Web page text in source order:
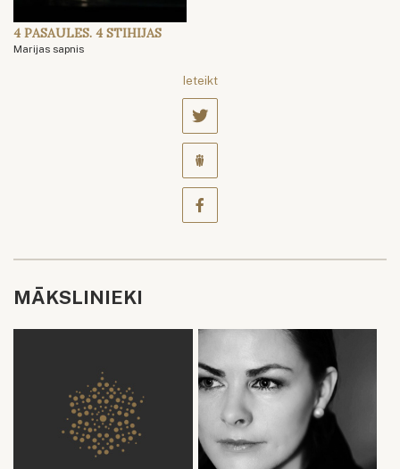
4 PASAULES. 4 STIHIJAS
Marijas sapnis
Ieteikt
MĀKSLINIEKI